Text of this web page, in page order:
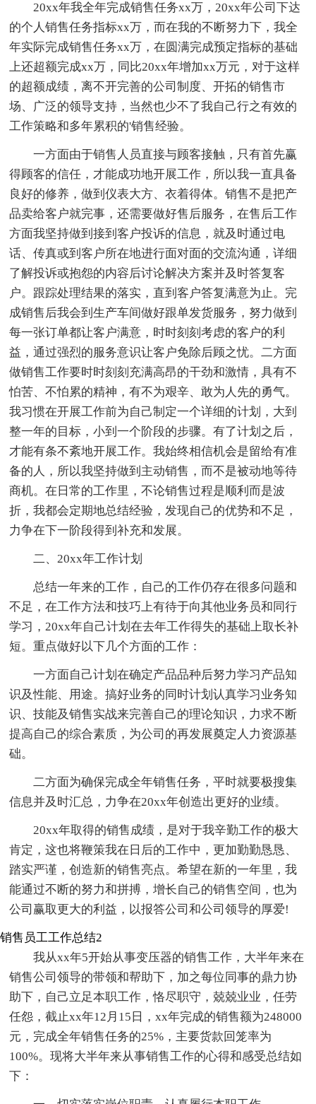
20xx年我全年完成销售任务xx万，20xx年公司下达
的个人销售任务指标xx万，而在我的不断努力下，我全
年实际完成销售任务xx万，在圆满完成预定指标的基础
上还超额完成xx万，同比20xx年增加xx万元，对于这样
的超额成绩，离不开完善的公司制度、开拓的销售市
场、广泛的领导支持，当然也少不了我自己行之有效的
工作策略和多年累积的'销售经验。
一方面由于销售人员直接与顾客接触，只有首先赢
得顾客的信任，才能成功地开展工作，所以我一直具备
良好的修养，做到仪表大方、衣着得体。销售不是把产
品卖给客户就完事，还需要做好售后服务，在售后工作
方面我坚持做到接到客户投诉的信息，就及时通过电
话、传真或到客户所在地进行面对面的交流沟通，详细
了解投诉或抱怨的内容后讨论解决方案并及时答复客
户。跟踪处理结果的落实，直到客户答复满意为止。完
成销售后我会到生产车间做好跟单发货服务，努力做到
每一张订单都让客户满意，时时刻刻考虑的客户的利
益，通过强烈的服务意识让客户免除后顾之忧。二方面
做销售工作要时时刻刻充满高昂的干劲和激情，具有不
怕苦、不怕累的精神，有不为艰辛、敢为人先的勇气。
我习惯在开展工作前为自己制定一个详细的计划，大到
整一年的目标，小到一个阶段的步骤。有了计划之后，
才能有条不紊地开展工作。我始终相信机会是留给有准
备的人，所以我坚持做到主动销售，而不是被动地等待
商机。在日常的工作里，不论销售过程是顺利而是波
折，我都会定期地总结经验，发现自己的优势和不足，
力争在下一阶段得到补充和发展。
二、20xx年工作计划
总结一年来的工作，自己的工作仍存在很多问题和
不足，在工作方法和技巧上有待于向其他业务员和同行
学习，20xx年自己计划在去年工作得失的基础上取长补
短。重点做好以下几个方面的工作：
一方面自己计划在确定产品品种后努力学习产品知
识及性能、用途。搞好业务的同时计划认真学习业务知
识、技能及销售实战来完善自己的理论知识，力求不断
提高自己的综合素质，为公司的再发展奠定人力资源基
础。
二方面为确保完成全年销售任务，平时就要极搜集
信息并及时汇总，力争在20xx年创造出更好的业绩。
20xx年取得的销售成绩，是对于我辛勤工作的极大
肯定，这也将鞭策我在日后的工作中，更加勤勤恳恳、
踏实严谨，创造新的销售亮点。希望在新的一年里，我
能通过不断的努力和拼搏，增长自己的销售空间，也为
公司赢取更大的利益，以报答公司和公司领导的厚爱!
销售员工工作总结2
我从xx年5开始从事变压器的销售工作，大半年来在
销售公司领导的带领和帮助下，加之每位同事的鼎力协
助下，自己立足本职工作，恪尽职守，兢兢业业，任劳
任怨，截止xx年12月15日，xx年完成的销售额为248000
元，完成全年销售任务的25%，主要货款回笼率为
100%。现将大半年来从事销售工作的心得和感受总结如
下：